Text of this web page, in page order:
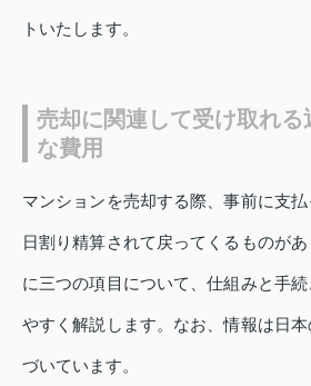
トいたします。
売却に関連して受け取れ
な費用
マンションを売却する際、事前に支払
日割り精算されて戻ってくるものが
に三つの項目について、仕組みと手
やすく解説します。なお、情報は日
づいています。